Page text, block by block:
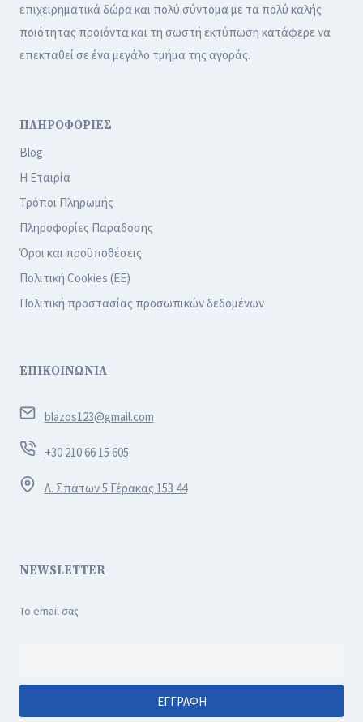
επιχειρηματικά δώρα και πολύ σύντομα με τα πολύ καλής
ποιότητας προϊόντα και τη σωστή εκτύπωση κατάφερε να
επεκταθεί σε ένα μεγάλο τμήμα της αγοράς.
ΠΛΗΡΟΦΟΡΙΕΣ
Blog
Η Εταιρία
Τρόποι Πληρωμής
Πληροφορίες Παράδοσης
Όροι και προϋποθέσεις
Πολιτική Cookies (ΕΕ)
Πολιτική προστασίας προσωπικών δεδομένων
ΕΠΙΚΟΙΝΩΝΙΑ
blazos123@gmail.com
+30 210 66 15 605
Λ. Σπάτων 5 Γέρακας 153 44
NEWSLETTER
Το email σας